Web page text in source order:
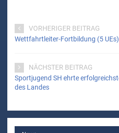
VORHERIGER BEITRAG
Wettfahrtleiter-Fortbildung (5 UEs)
NÄCHSTER BEITRAG
Sportjugend SH ehrte
des Landes
MAIN